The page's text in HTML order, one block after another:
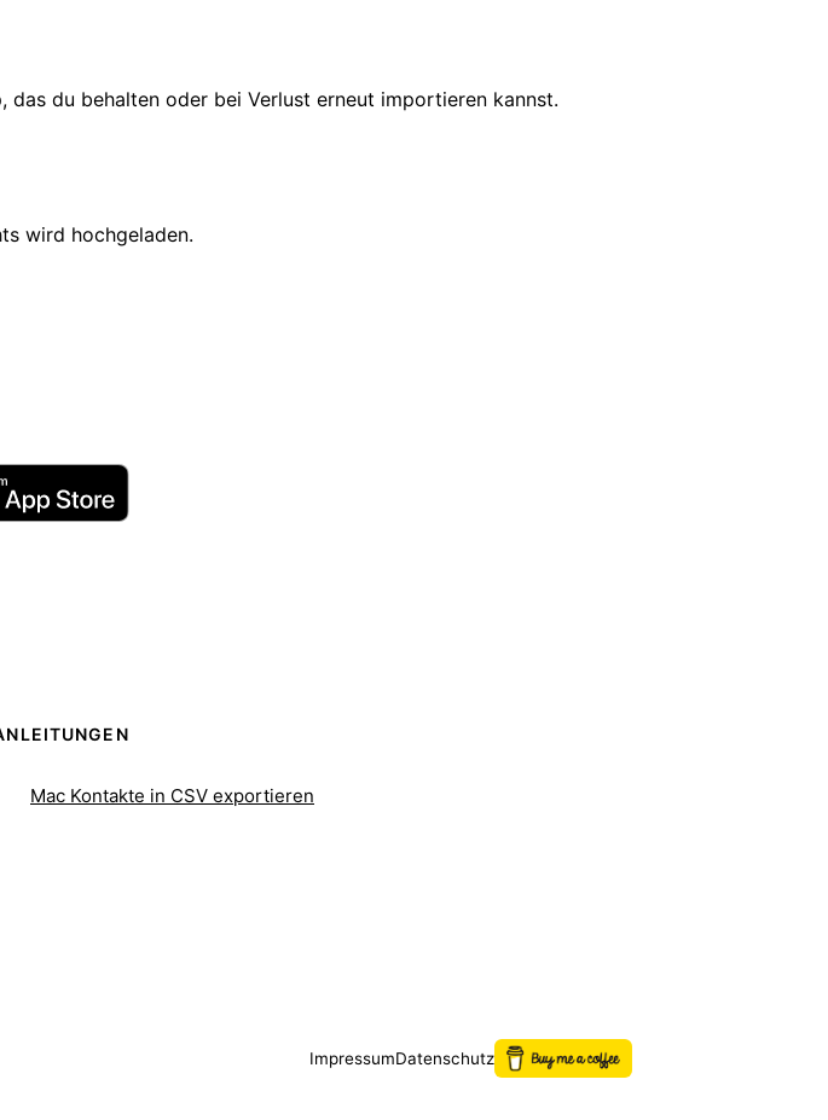
du behalten oder bei Verlust erneut importieren kannst.
wird hochgeladen.
Mac Kontakte in CSV exportieren
ImpressumDatenschutz